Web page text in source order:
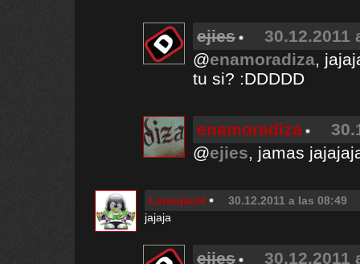
ejies
30.12.2011
@enamoradiza,
tu si? :DDDDD
enamoradiza
@ejies, jamas
Laranjacel
30.12.2011 a las 08:49
jajaja
ejies
30.12.2011